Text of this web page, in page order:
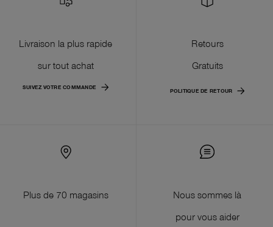
Livraison la plus rapide
sur tout achat
SUIVEZ VOTRE COMMANDE
Retours
Gratuits
POLITIQUE DE RETOUR
Plus de 70 magasins
Nous sommes là
pour vous aider